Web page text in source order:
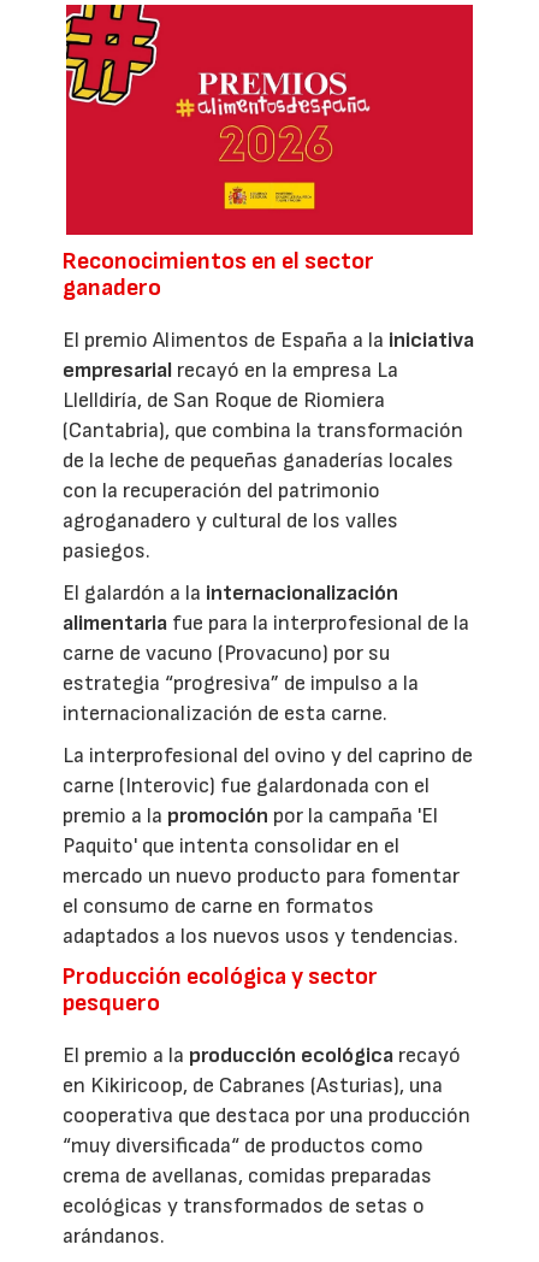
Reconocimientos en el sector
ganadero
El premio Alimentos de España a la iniciativa
empresarial recayó en la empresa La
Llelldiría, de San Roque de Riomiera
(Cantabria), que combina la transformación
de la leche de pequeñas ganaderías locales
con la recuperación del patrimonio
agroganadero y cultural de los valles
pasiegos.
El galardón a la internacionalización
alimentaria fue para la interprofesional de la
carne de vacuno (Provacuno) por su
estrategia “progresiva” de impulso a la
internacionalización de esta carne.
La interprofesional del ovino y del caprino de
carne (Interovic) fue galardonada con el
premio a la promoción por la campaña 'El
Paquito' que intenta consolidar en el
mercado un nuevo producto para fomentar
el consumo de carne en formatos
adaptados a los nuevos usos y tendencias.
Producción ecológica y sector
pesquero
El premio a la producción ecológica recayó
en Kikiricoop, de Cabranes (Asturias), una
cooperativa que destaca por una producción
“muy diversificada“ de productos como
crema de avellanas, comidas preparadas
ecológicas y transformados de setas o
arándanos.